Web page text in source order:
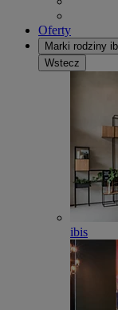
Oferty
Marki rodziny
Wstecz
ibis